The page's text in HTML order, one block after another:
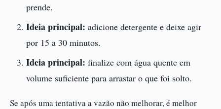
prende.
Ideia principal: adicione detergente e deixe agir
por 15 a 30 minutos.
Ideia principal: finalize com água quente em
volume suficiente para arrastar o que foi solto.
Se após uma tentativa a vazão não melhorar, é melhor